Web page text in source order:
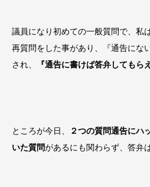
議員になり初めての一般質問で、私
再質問をした事があり、『通告にな
され、
『通告に書けば答弁してもら
ところが今日、
２つの質問通告にハ
いた質問があるにも関わらず、答弁